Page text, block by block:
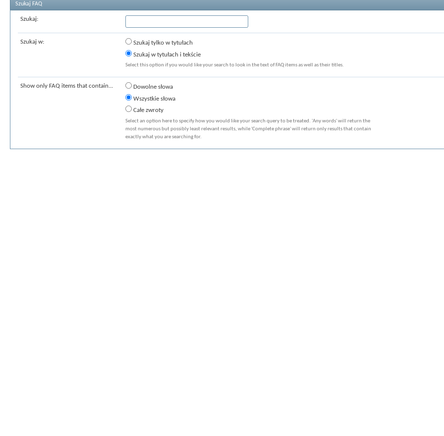
Szukaj FAQ
Szukaj:
Szukaj w:
Szukaj tylko w tytułach
Szukaj w tytułach i tekście
Select this option if you would like your search to look in the text of FAQ items as well as their titles.
Show only FAQ items that contain...
Dowolne słowa
Wszystkie słowa
Całe zwroty
Select an option here to specify how you would like your search query to be treated. 'Any words' will return the
most numerous but possibly least relevant results, while 'Complete phrase' will return only results that contain
exactly what you are searching for.